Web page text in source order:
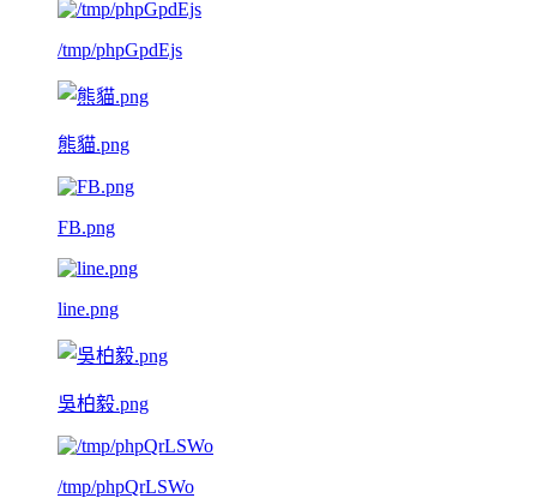
/tmp/phpGpdEjs
熊貓.png
FB.png
line.png
吳柏毅.png
/tmp/phpQrLSWo